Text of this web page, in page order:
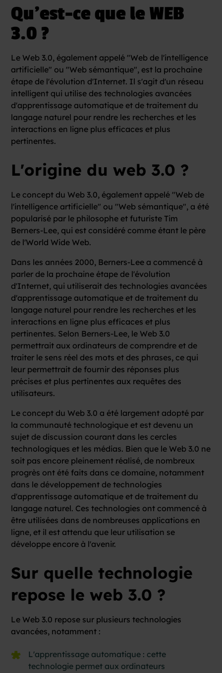
Qu’est-ce que le WEB
3.0 ?
Le Web 3.0, également appelé "Web de l'intelligence
artificielle" ou "Web sémantique", est la prochaine
étape de l'évolution d'Internet. Il s'agit d'un réseau
intelligent qui utilise des technologies avancées
d'apprentissage automatique et de traitement du
langage naturel pour rendre les recherches et les
interactions en ligne plus efficaces et plus
pertinentes.
L'origine du web 3.0 ?
Le concept du Web 3.0, également appelé "Web de
l'intelligence artificielle" ou "Web sémantique", a été
popularisé par le philosophe et futuriste Tim
Berners-Lee, qui est considéré comme étant le père
de l'World Wide Web.
Dans les années 2000, Berners-Lee a commencé à
parler de la prochaine étape de l'évolution
d'Internet, qui utiliserait des technologies avancées
d'apprentissage automatique et de traitement du
langage naturel pour rendre les recherches et les
interactions en ligne plus efficaces et plus
pertinentes. Selon Berners-Lee, le Web 3.0
permettrait aux ordinateurs de comprendre et de
traiter le sens réel des mots et des phrases, ce qui
leur permettrait de fournir des réponses plus
précises et plus pertinentes aux requêtes des
utilisateurs.
Le concept du Web 3.0 a été largement adopté par
la communauté technologique et est devenu un
sujet de discussion courant dans les cercles
technologiques et les médias. Bien que le Web 3.0 ne
soit pas encore pleinement réalisé, de nombreux
progrès ont été faits dans ce domaine, notamment
dans le développement de technologies
d'apprentissage automatique et de traitement du
langage naturel. Ces technologies ont commencé à
être utilisées dans de nombreuses applications en
ligne, et il est attendu que leur utilisation se
développe encore à l'avenir.
Sur quelle technologie
repose le web 3.0 ?
Le Web 3.0 repose sur plusieurs technologies
avancées, notamment :
L'apprentissage automatique : cette
technologie permet aux ordinateurs